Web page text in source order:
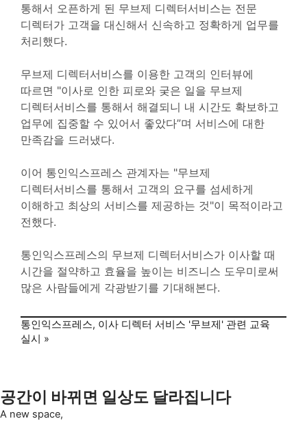
통해서 오픈하게 된 무브제 디렉터서비스는 전문
디렉터가 고객을 대신해서 신속하고 정확하게 업무를
처리했다.
무브제 디렉터서비스를 이용한 고객의 인터뷰에
따르면 "이사로 인한 피로와 궂은 일을 무브제
디렉터서비스를 통해서 해결되니 내 시간도 확보하고
업무에 집중할 수 있어서 좋았다”며 서비스에 대한
만족감을 드러냈다.
이어 통인익스프레스 관계자는 "무브제
디렉터서비스를 통해서 고객의 요구를 섬세하게
이해하고 최상의 서비스를 제공하는 것"이 목적이라고
전했다.
통인익스프레스의 무브제 디렉터서비스가 이사할 때
시간을 절약하고 효율을 높이는 비즈니스 도우미로써
많은 사람들에게 각광받기를 기대해본다.
통인익스프레스, 이사 디렉터 서비스 '무브제' 관련 교육
실시 »
공간이 바뀌면 일상도 달라집니다
A new space,